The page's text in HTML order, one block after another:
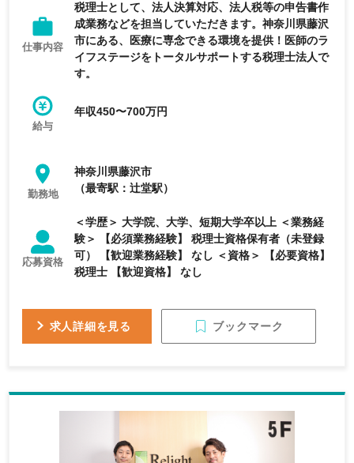
仕事内容
税理士として、法人決算対応、法人税等の申告書作
成業務などを担当していただきます。神奈川県藤沢
市にある、医療に専念できる環境を提供！医師のラ
イフステージをトータルサポートする税理士法人で
す。
給与
年収450〜700万円
勤務地
神奈川県藤沢市
（最寄駅：辻堂駅）
応募資格
＜学歴＞ 大学院、大学、短期大学卒以上 ＜業務経
験＞ 【必須業務経験】 税理士資格保有者（未登録
可） 【歓迎業務経験】 なし ＜資格＞ 【必要資格】
税理士 【歓迎資格】 なし
求人詳細を見る ブックマーク